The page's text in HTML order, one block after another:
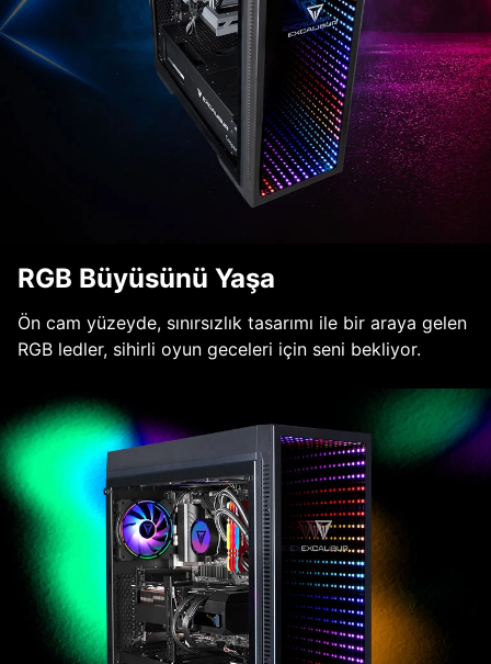
RGB Büyüsünü Yaşa
Ön cam yüzeyde, sınırsızlık tasarımı ile bir araya gelen
RGB ledler, sihirli oyun geceleri için seni bekliyor.